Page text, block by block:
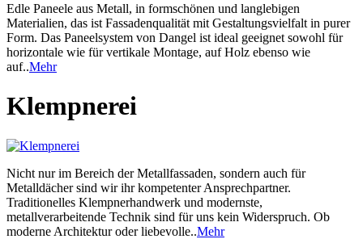
Edle Paneele aus Metall, in formschönen und langlebigen
Materialien, das ist Fassadenqualität mit Gestaltungsvielfalt in purer
Form. Das Paneelsystem von Dangel ist ideal geeignet sowohl für
horizontale wie für vertikale Montage, auf Holz ebenso wie
auf..Mehr
Klempnerei
Nicht nur im Bereich der Metallfassaden, sondern auch für
Metalldächer sind wir ihr kompetenter Ansprechpartner.
Traditionelles Klempnerhandwerk und modernste,
metallverarbeitende Technik sind für uns kein Widerspruch. Ob
moderne Architektur oder liebevolle..Mehr